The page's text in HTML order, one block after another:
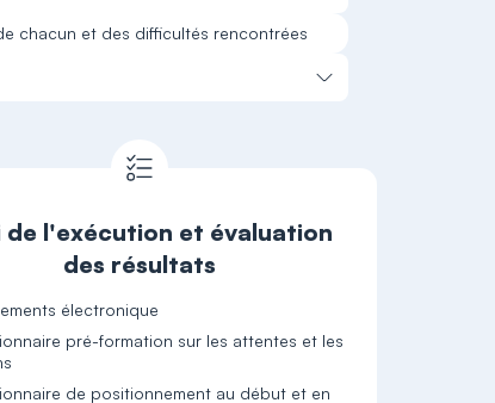
chacun et des difficultés rencontrées
de l'exécution et évaluation
des résultats
électronique
pré-formation sur les attentes et les
de positionnement au début et en